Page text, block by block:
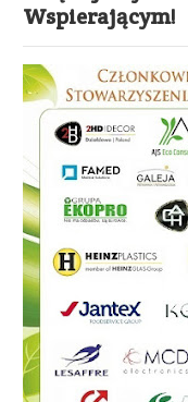
Wspierającym!